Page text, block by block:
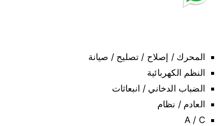
المحرك / إصلاح / تصليح / صيانة
النظم الكهربائية
الضباب الدخاني / انبعاثات
العادم / نظام
A / C